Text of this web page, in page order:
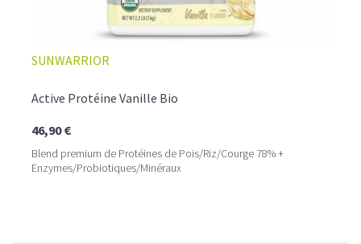
SUNWARRIOR
Active Protéine Vanille Bio
46,90 €
Blend premium de Protéines de Pois/Riz/Courge 78% +
Enzymes/Probiotiques/Minéraux